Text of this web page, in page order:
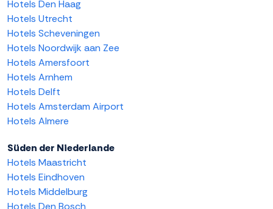
Hotels Den Haag
Hotels Utrecht
Hotels Scheveningen
Hotels Noordwijk aan Zee
Hotels Amersfoort
Hotels Arnhem
Hotels Delft
Hotels Amsterdam Airport
Hotels Almere
Süden der Niederlande
Hotels Maastricht
Hotels Eindhoven
Hotels Middelburg